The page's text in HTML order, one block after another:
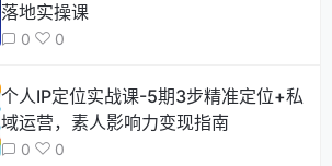
落地实操课
0 0
个人IP定位实战课-5期3步精准定位+私
域运营，素人影响力变现指南
0 0